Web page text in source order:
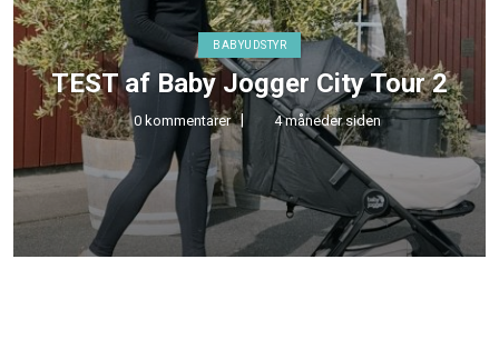
BABYUDSTYR
TEST af Baby Jogger City Tour 2
0 kommentarer 4 måneder siden